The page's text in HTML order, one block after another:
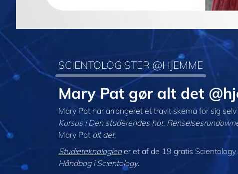
SCIENTOLOGISTER @HJEMME
Mary Pat gør alt det
Mary Pat har arrangeret et travlt skema for sig selv
Kursus i Den studerendes hat,
Mary Pat alt det!
Studieteknologiener et af de 19 gratis
Håndbog i Scientology.